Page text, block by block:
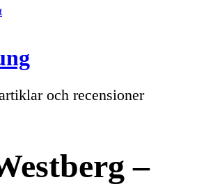
och recensioner
–